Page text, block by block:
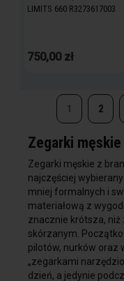
ZEGAREK MĘSKI SECTOR
1 2
Zegarki
Zegarki męskie z
najczęściej
mniej formalnych i
materiałową z
znacznie krótsza, niż
skórzanym.
pilotów, nurków oraz
„zegarkami